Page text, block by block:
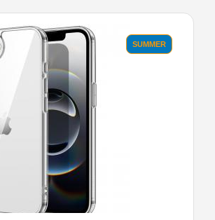
SUMMER